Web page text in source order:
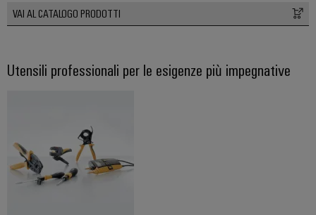
VAI AL CATALOGO PRODOTTI
Utensili professionali per le esigenze più impegnative